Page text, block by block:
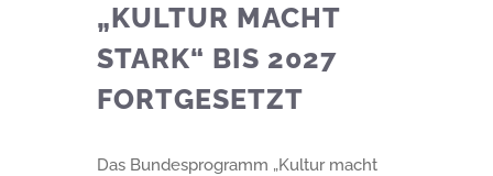
„KULTUR MACHT
STARK“ BIS 2027
FORTGESETZT
Das Bundesprogramm „Kultur macht